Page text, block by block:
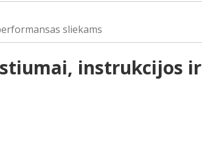
sliekams
instrukcijos ir